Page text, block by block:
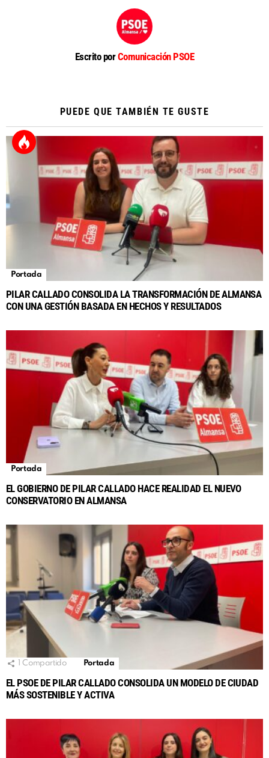
Escrito porComunicación PSOE
PUEDE QUE TAMBIÉN TE GUSTE
Portada
PILAR CALLADO CONSOLIDA LA TRANSFORMACIÓN DE ALMANSA
CON UNA GESTIÓN BASADA EN HECHOS Y RESULTADOS
Portada
EL GOBIERNO DE PILAR CALLADO HACE REALIDAD EL NUEVO
CONSERVATORIO EN ALMANSA
Compartido Portada
EL PSOE DE PILAR CALLADO CONSOLIDA UN MODELO DE CIUDAD
MÁS SOSTENIBLE Y ACTIVA